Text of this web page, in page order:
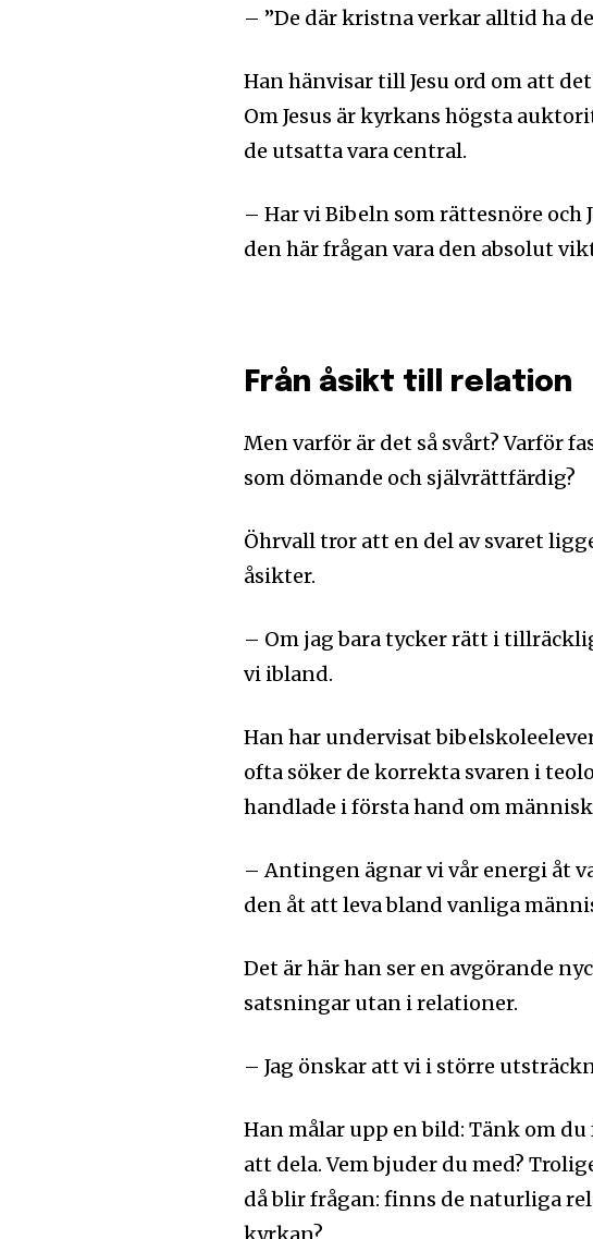
– ”De där kristna verkar alltid ha
Han hänvisar till Jesu ord om att
Om Jesus är kyrkans högsta
de utsatta vara central.
– Har vi Bibeln som rättesnöre och
den här frågan vara den absolut
Från åsikt till relation
Men varför är det så svårt? Varför
som dömande och självrättfärdig?
Öhrvall tror att en del av svaret
åsikter.
– Om jag bara tycker rätt i
vi ibland.
Han har undervisat
ofta söker de korrekta svaren i
handlade i första hand om
– Antingen ägnar vi vår energi åt
den åt att leva bland vanliga
Det är här han ser en avgörande
satsningar utan i relationer.
– Jag önskar att vi i större
Han målar upp en bild: Tänk om
att dela. Vem bjuder du med?
då blir frågan: finns de naturliga
kyrkan?